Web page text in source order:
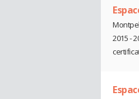
2015 -